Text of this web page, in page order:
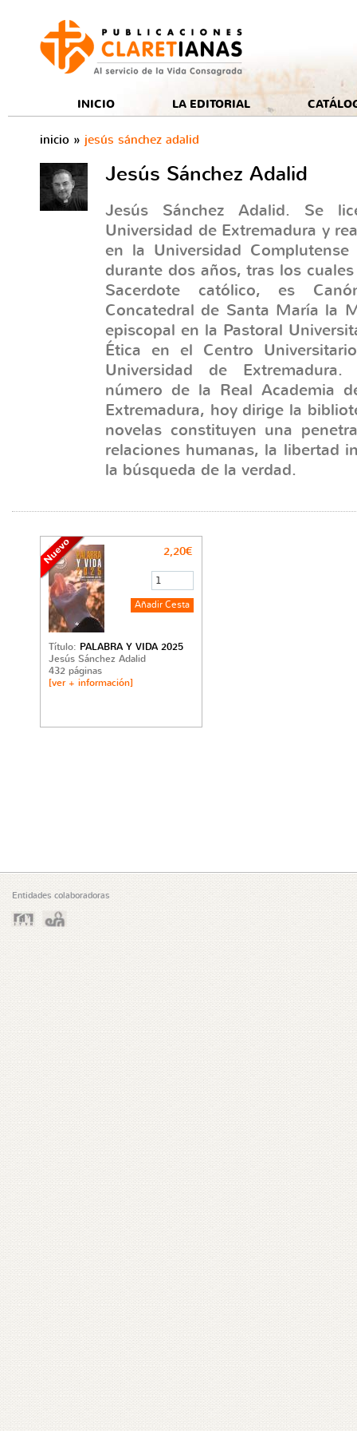
INICIO LA EDITORIAL
inicio » jesús sánchez adalid
Jesús Sánchez Adalid
Jesús Sánchez Adalid. Se
Universidad de Extremadura y
en la Universidad
durante dos años, tras los
Sacerdote católico, es
Concatedral de Santa María la
episcopal en la Pastoral
Ética en el Centro
Universidad de
número de la Real Academia
Extremadura, hoy dirige la
novelas constituyen una
relaciones humanas, la libertad
la búsqueda de la verdad.
Título: PALABRA Y VIDA 2025
Jesús Sánchez Adalid
432 páginas
[ver + información]
2,20€
Entidades colaboradoras